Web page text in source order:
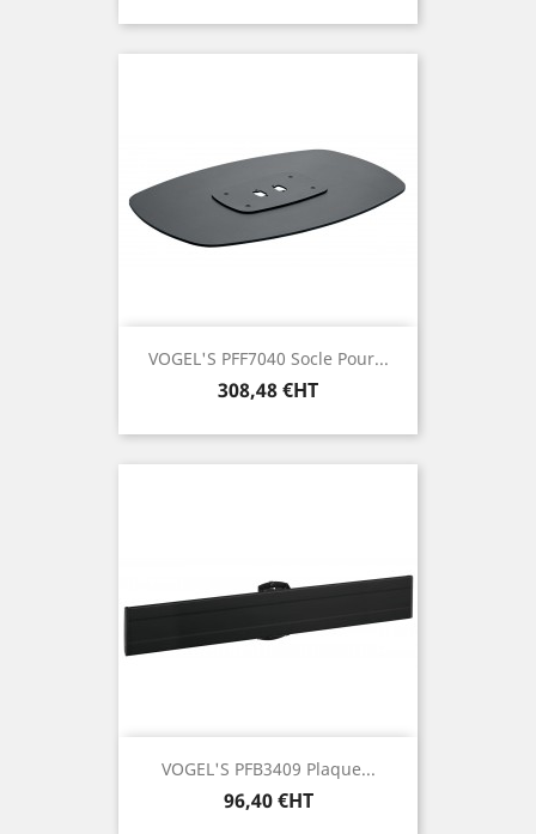
VOGEL'S PFF7040 Socle Pour...
Prix
308,48 €HT
VOGEL'S PFB3409 Plaque...
Prix
96,40 €HT